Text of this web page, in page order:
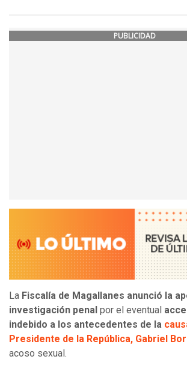
PUBLICIDAD
La Fiscalía de Magallanes anunció la
investigación penal por el eventual
indebido a los antecedentes de la
Presidente de la República, Gabriel
acoso sexual.